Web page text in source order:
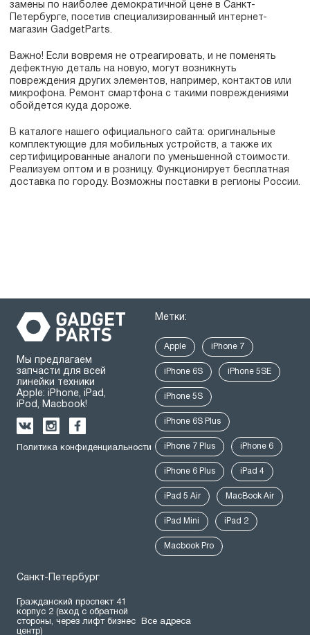
замены по наиболее демократичной цене в Санкт-
Петербурге, посетив специализированный интернет-
магазин GadgetParts.
Важно! Если вовремя не отреагировать, и не поменять
дефектную деталь на новую, могут возникнуть
повреждения других элементов, например, контактов или
микрофона. Ремонт смартфона с такими повреждениями
обойдется куда дороже.
В каталоге нашего официального сайта: оригинальные
комплектующие для мобильных устройств, а также их
сертифицированные аналоги по уменьшенной стоимости.
Реализуем оптом и в розницу. Функционирует бесплатная
доставка по городу. Возможны поставки в регионы России.
Мы предлагаем
запчасти для всей
линейки техники
Apple: iPhone, iPad,
iPod, Macbook!
Политика конфиденциальности
Метки:
Apple iPhone 7
iPhone 6S iPhone 5SE
iPhone 5S
iPhone 6S Plus
iPhone 7 Plus iPhone 6
iPhone 6 Plus iPad 4
iPad 5 Air MacBook Air
iPad Mini iPad 2
Macbook Pro
Санкт-Петербург
Гражданский проспект 41
корпус 2 (вход с обратной
стороны, через лифт бизнес
центр)
Все адреса